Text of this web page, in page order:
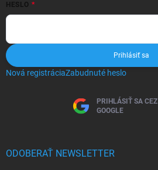
HESLO
Prihlásiť sa
Nová registráciaZabudnuté heslo
PRIHLÁSIŤ SA CEZ
GOOGLE
ODOBERAŤ NEWSLETTER